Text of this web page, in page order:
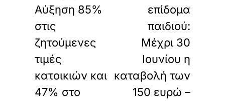
Αύξηση 85%
στις
ζητούμενες
τιμές
κατοικιών και
47% στο
επίδομα
παιδιού:
Μέχρι 30
Ιουνίου η
καταβολή των
150 ευρώ –